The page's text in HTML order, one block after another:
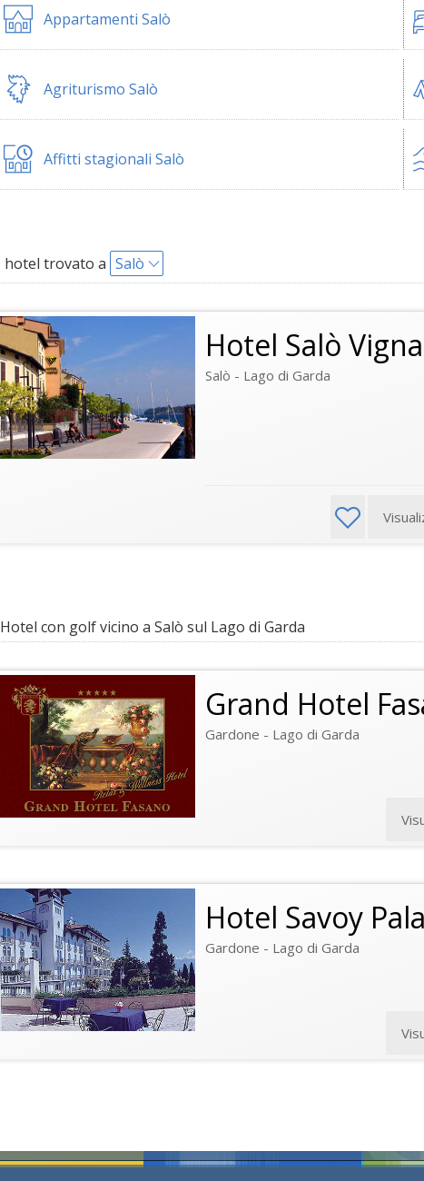
Appartamenti Salò
Agriturismo Salò
Affitti stagionali Salò
hotel trovato a Salò
Hotel Salò Vigna
Salò - Lago di Garda
Hotel con golf vicino a Salò sul Lago di Garda
Grand Hotel
Gardone - Lago di Garda
Hotel Savoy
Gardone - Lago di Garda